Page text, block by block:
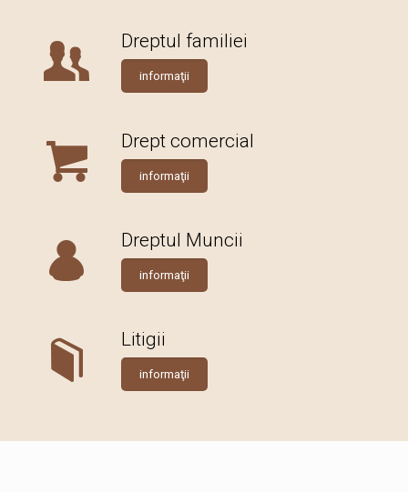
Dreptul familiei
informaţii
Drept comercial
informaţii
Dreptul Muncii
informaţii
Litigii
informaţii